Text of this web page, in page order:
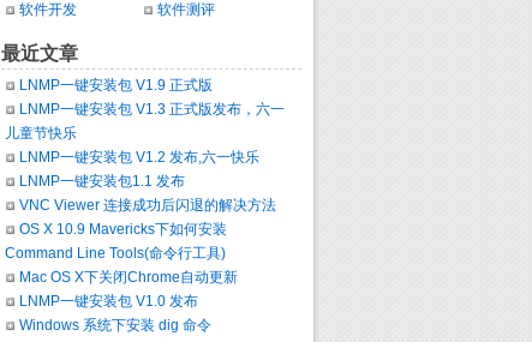
软件开发
软件测评
最近文章
LNMP一键安装包 V1.9 正式版
LNMP一键安装包 V1.3 正式版发布，六一
儿童节快乐
LNMP一键安装包 V1.2 发布,六一快乐
LNMP一键安装包1.1 发布
VNC Viewer 连接成功后闪退的解决方法
OS X 10.9 Mavericks下如何安装
Command Line Tools(命令行工具)
Mac OS X下关闭Chrome自动更新
LNMP一键安装包 V1.0 发布
Windows 系统下安装 dig 命令